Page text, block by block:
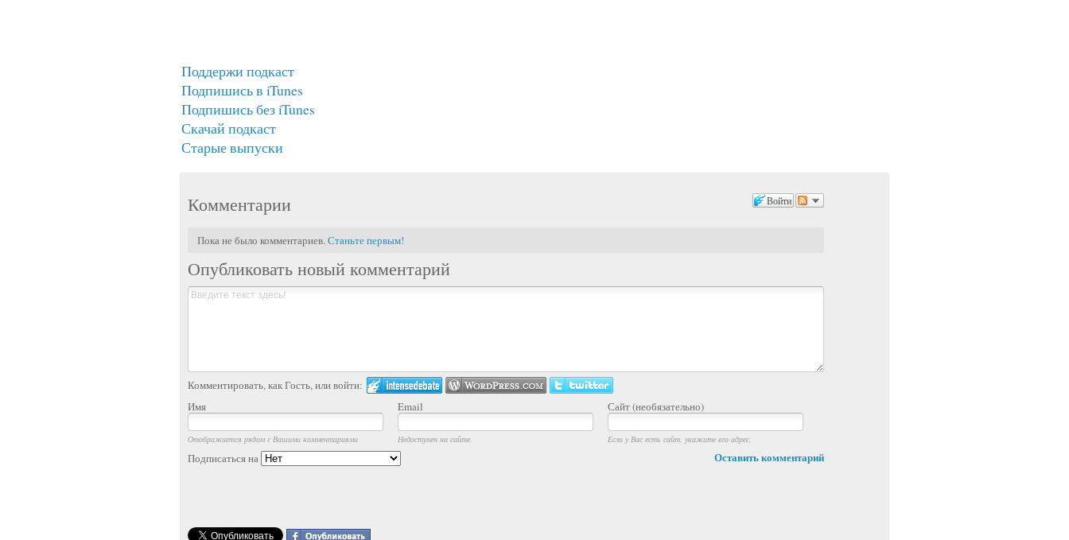
Поддержи подкаст
Подпишись в iTunes
Подпишись без iTunes
Скачай подкаст
Старые выпуски
Войти
Комментарии
Пока не было комментариев.Станьте первым!
Опубликовать новый комментарий
Комментировать, как Гость, или войти:
Имя
Email Сайт (необязательно)
Отображается рядом с Вашими комментариями Недоступен на сайте. Если у Вас есть сайт, укажите его адрес.
Оставить комментарий
Подписаться на